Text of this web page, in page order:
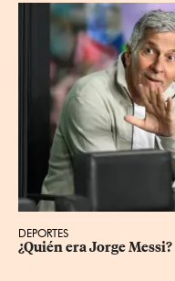
DEPORTES
¿Quién era Jorge Messi?